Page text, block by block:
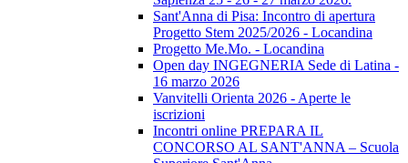
Sant'Anna di Pisa: Incontro di apertura
Progetto Stem 2025/2026 - Locandina
Progetto Me.Mo. - Locandina
Open day INGEGNERIA Sede di Latina -
16 marzo 2026
Vanvitelli Orienta 2026 - Aperte le
iscrizioni
Incontri online PREPARA IL
CONCORSO AL SANT'ANNA – Scuola